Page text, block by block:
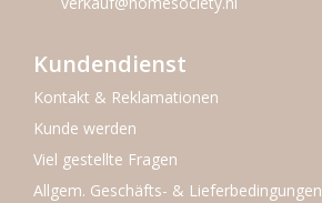
Kundendienst
Kontakt & Reklamationen
Kunde werden
Viel gestellte Fragen
Allgem. Geschäfts- & Lieferbedingungen